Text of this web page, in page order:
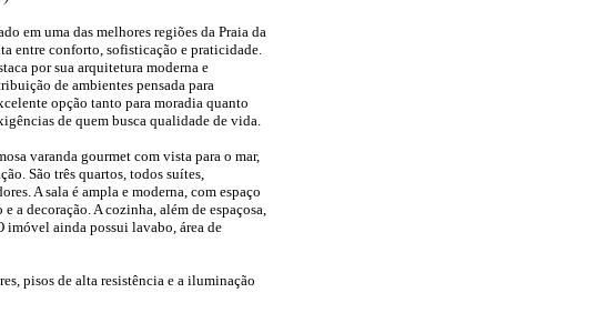
em uma das melhores regiões da Praia da
entre conforto, sofisticação e praticidade.
por sua arquitetura moderna e
de ambientes pensada para
opção tanto para moradia quanto
de quem busca qualidade de vida.
varanda gourmet com vista para o mar,
São três quartos, todos suítes,
A sala é ampla e moderna, com espaço
decoração. A cozinha, além de espaçosa,
imóvel ainda possui lavabo, área de
pisos de alta resistência e a iluminação